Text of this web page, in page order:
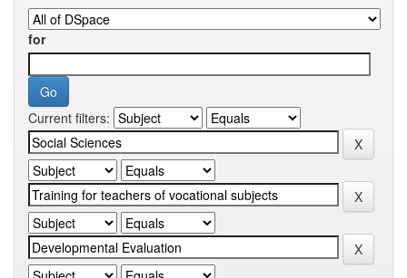
for
Current filters: